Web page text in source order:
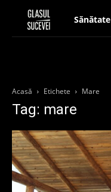
Sănătate
Acasă Etichete Mare
Tag: mare